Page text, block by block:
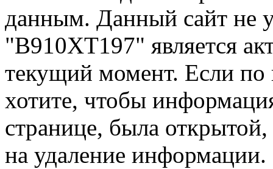
данным. Данный сайт не
"В910ХТ197" является
текущий момент. Если
хотите, чтобы
странице, была открытой,
на удаление информации.